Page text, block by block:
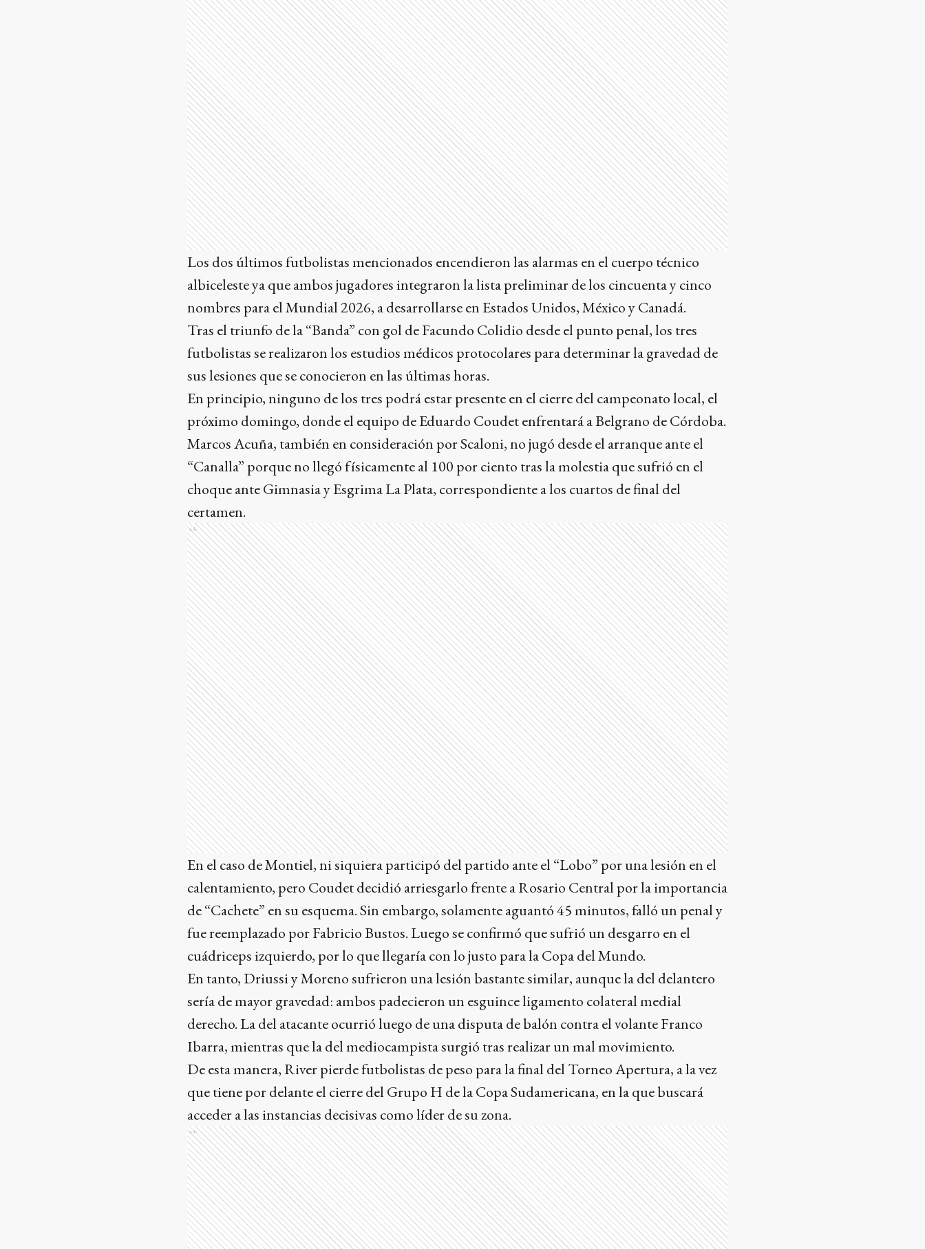
Los dos últimos futbolistas mencionados encendieron las alarmas en el cuerpo técnico
albiceleste ya que ambos jugadores integraron la lista preliminar de los cincuenta y cinco
nombres para el Mundial 2026, a desarrollarse en Estados Unidos, México y Canadá.
Tras el triunfo de la “Banda” con gol de Facundo Colidio desde el punto penal, los tres
futbolistas se realizaron los estudios médicos protocolares para determinar la gravedad de
sus lesiones que se conocieron en las últimas horas.
En principio, ninguno de los tres podrá estar presente en el cierre del campeonato local, el
próximo domingo, donde el equipo de Eduardo Coudet enfrentará a Belgrano de Córdoba.
Marcos Acuña, también en consideración por Scaloni, no jugó desde el arranque ante el
“Canalla” porque no llegó físicamente al 100 por ciento tras la molestia que sufrió en el
choque ante Gimnasia y Esgrima La Plata, correspondiente a los cuartos de final del
certamen.
Ads
En el caso de Montiel, ni siquiera participó del partido ante el “Lobo” por una lesión en el
calentamiento, pero Coudet decidió arriesgarlo frente a Rosario Central por la importancia
de “Cachete” en su esquema. Sin embargo, solamente aguantó 45 minutos, falló un penal y
fue reemplazado por Fabricio Bustos. Luego se confirmó que sufrió un desgarro en el
cuádriceps izquierdo, por lo que llegaría con lo justo para la Copa del Mundo.
En tanto, Driussi y Moreno sufrieron una lesión bastante similar, aunque la del delantero
sería de mayor gravedad: ambos padecieron un esguince ligamento colateral medial
derecho. La del atacante ocurrió luego de una disputa de balón contra el volante Franco
Ibarra, mientras que la del mediocampista surgió tras realizar un mal movimiento.
De esta manera, River pierde futbolistas de peso para la final del Torneo Apertura, a la vez
que tiene por delante el cierre del Grupo H de la Copa Sudamericana, en la que buscará
acceder a las instancias decisivas como líder de su zona.
Ads